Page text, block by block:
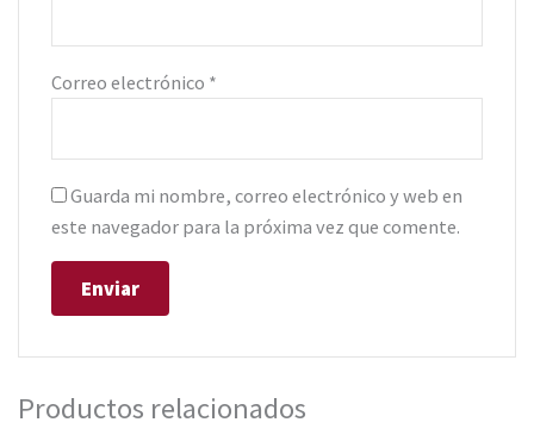
Correo electrónico *
Guarda mi nombre, correo electrónico y web en
este navegador para la próxima vez que comente.
Productos relacionados